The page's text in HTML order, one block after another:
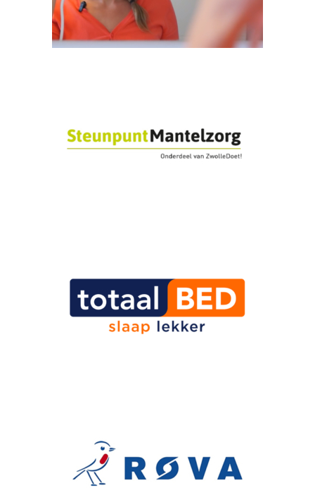
Presentatie Koopgids IPL en laser
Ervaringsverhalen van mantelzorgers
Blogs over slapen